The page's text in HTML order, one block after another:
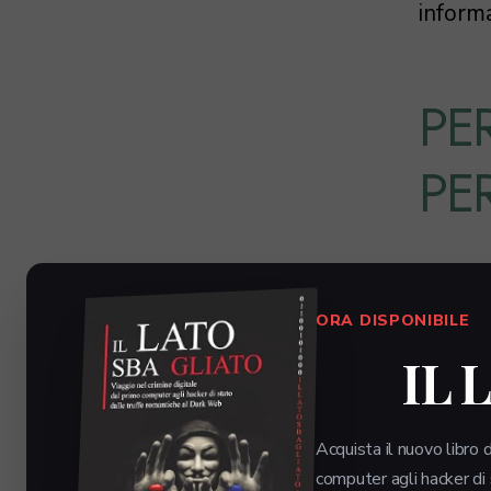
ORA DISPONIBILE
IL
Acquista il nuovo libro
computer agli hacker
utile